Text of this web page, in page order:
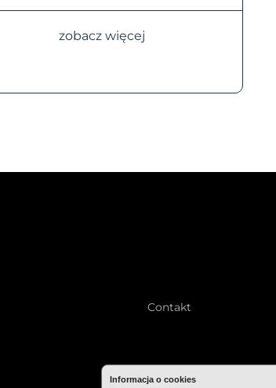
Informacja o cookies
zobacz więcej
Contakt